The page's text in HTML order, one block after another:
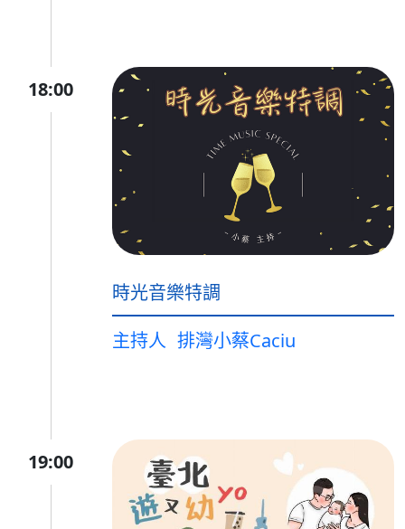
18:00
時光音樂特調
主持人 排灣小蔡Caciu
19:00